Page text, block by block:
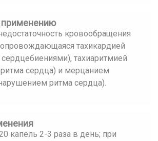
применению
кровообращения
тахикардией
тахиаритмией
сердца) и мерцанием
ритма сердца).
капель 2-3 раза в день; при